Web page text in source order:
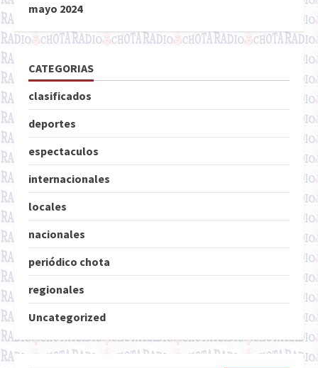
mayo 2024
CATEGORIAS
clasificados
deportes
espectaculos
internacionales
locales
nacionales
periódico chota
regionales
Uncategorized